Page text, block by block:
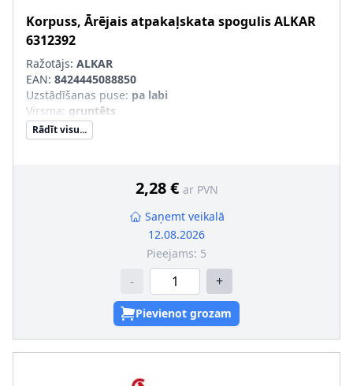
Korpuss, Ārējais atpakaļskata spogulisALKAR
6312392
Ražotājs: ALKAR
EAN: 8424445088850
Uzstādīšanas puse: pa labi
Virsma: gruntēts
Rādīt visu...
2,28 € ar PVN
Saņemt veikalā
12.08.2026
Pieejams: 5
- +
Pievienot grozam